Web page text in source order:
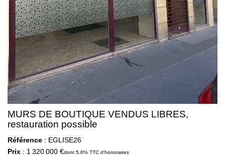
MURS DE BOUTIQUE VENDUS LIBRES,
restauration possible
Référence : EGLISE26
Prix : 1 320 000 €dont 5.6% TTC d'honoraires